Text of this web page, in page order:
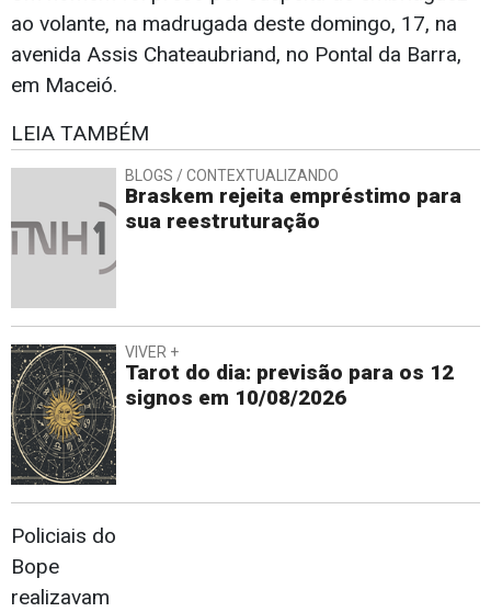
ao volante, na madrugada deste domingo, 17, na
avenida Assis Chateaubriand, no Pontal da Barra,
em Maceió.
LEIA TAMBÉM
BLOGS / CONTEXTUALIZANDO
Braskem rejeita empréstimo para
sua reestruturação
VIVER +
Tarot do dia: previsão para os 12
signos em 10/08/2026
Policiais do
Bope
realizavam